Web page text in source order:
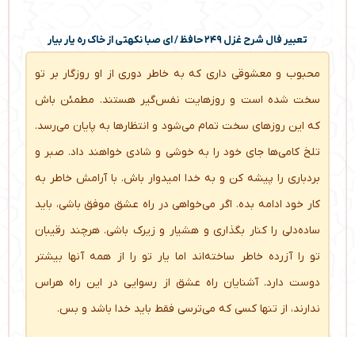
تعبیر فال شرح غزل ۲۴۹ حافظ / ای صبا نکهتی از خاک ره یار بیار
محبوب و معشوقی داری که به خاطر دوری از او روزگار بر تو
سخت شده است و روزهایت نفس‌گیر هستند. مطمئن باش
که این روزهای سخت تمام می‌شود و انتظارها به پایان می‌رسد.
تلخ کامی‌ها جای خود را به خوشی و شادی خواهند داد. صبر و
بردباری را پیشه کن و به خدا امیدوار باش. با آرامش خاطر به
کار خود ادامه بده. اگر می‌خواهی در راه عشق موفق باشی، باید
ساده‌دلی را کنار بگذاری و هشیار و زیرک باشی. هرچند رقیبان
تو را آزرده خاطر ساخته‌اند اما یار تو را از همه آنها بیشتر
دوست دارد. آشنایان راه عشق از رسوایی در این راه هراس
ندارند، از تنها کسی که می‌ترسی فقط باید خدا باشد و بس.